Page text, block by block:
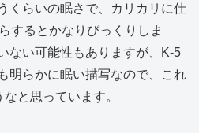
くらいの眠さで、カリカリに仕
するとかなりびっくりしま
ない可能性もありますが、K-5
明らかに眠い描写なので、これ
と思っています。